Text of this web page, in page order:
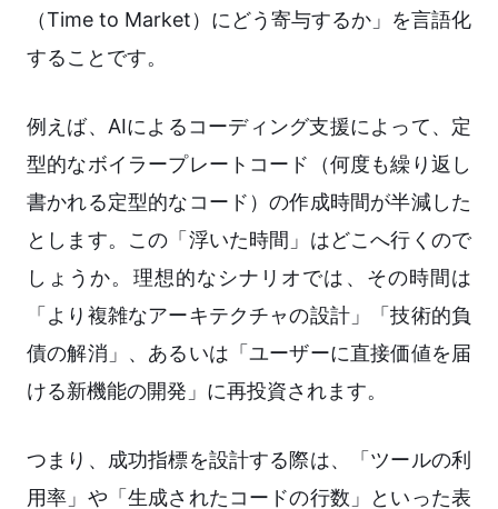
（Time to Market）にどう寄与するか」を言語化
することです。
例えば、AIによるコーディング支援によって、定
型的なボイラープレートコード（何度も繰り返し
書かれる定型的なコード）の作成時間が半減した
とします。この「浮いた時間」はどこへ行くので
しょうか。理想的なシナリオでは、その時間は
「より複雑なアーキテクチャの設計」「技術的負
債の解消」、あるいは「ユーザーに直接価値を届
ける新機能の開発」に再投資されます。
つまり、成功指標を設計する際は、「ツールの利
用率」や「生成されたコードの行数」といった表